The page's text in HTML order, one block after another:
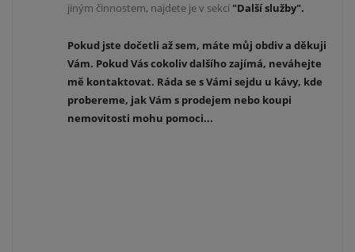
jiným činnostem, najdete je v sekci "Další služby".
Pokud jste dočetli až sem, máte můj obdiv a děkuji
Vám. Pokud Vás cokoliv dalšího zajímá, neváhejte
mě kontaktovat. Ráda se s Vámi sejdu u kávy, kde
probereme, jak Vám s prodejem nebo koupi
nemovitosti mohu pomoci...